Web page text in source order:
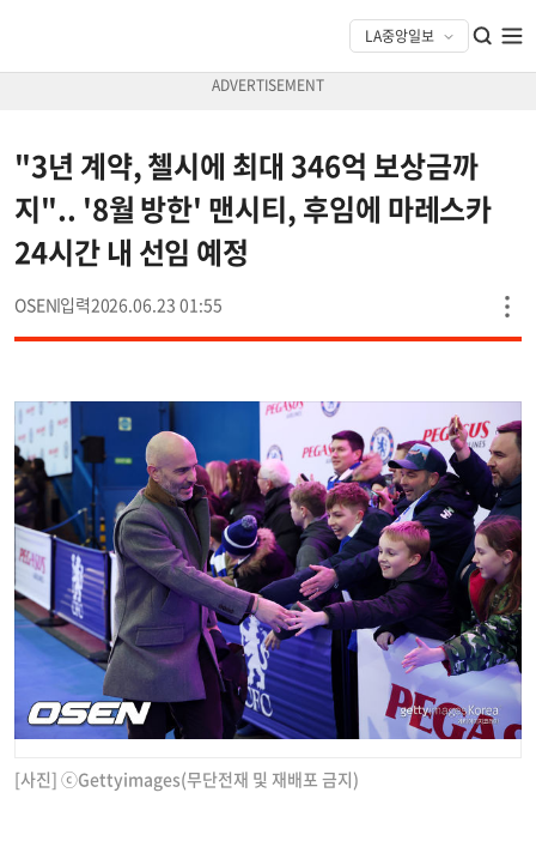
"3년 계약, 첼시에 최대 346억 보상금까
지".. '8월 방한' 맨시티, 후임에 마레스카
24시간 내 선임 예정
OSEN 2026.06.23 01:55
[사진] ⓒGettyimages(무단전재 및 재배포 금지)